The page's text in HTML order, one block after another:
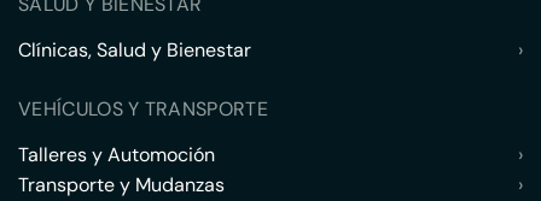
Clínicas, Salud y Bienestar
›
VEHÍCULOS Y TRANSPORTE
Talleres y Automoción
›
Transporte y Mudanzas
›